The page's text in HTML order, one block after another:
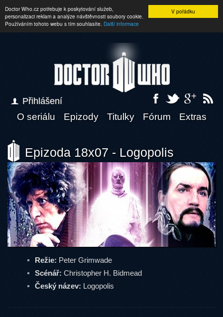
V pořádku
Doctor Who.cz potřebuje k poskytování služeb,
personalizaci reklam a analýze návštěvnosti soubory cookie.
Používáním tohoto webu s tím souhlasíte. Další informace
Přihlášení
O seriálu Epizody Titulky Fórum Extras
Epizoda 18x07 - Logopolis
Režie: Peter Grimwade
Scénář: Christopher H. Bidmead
Český název: Logopolis